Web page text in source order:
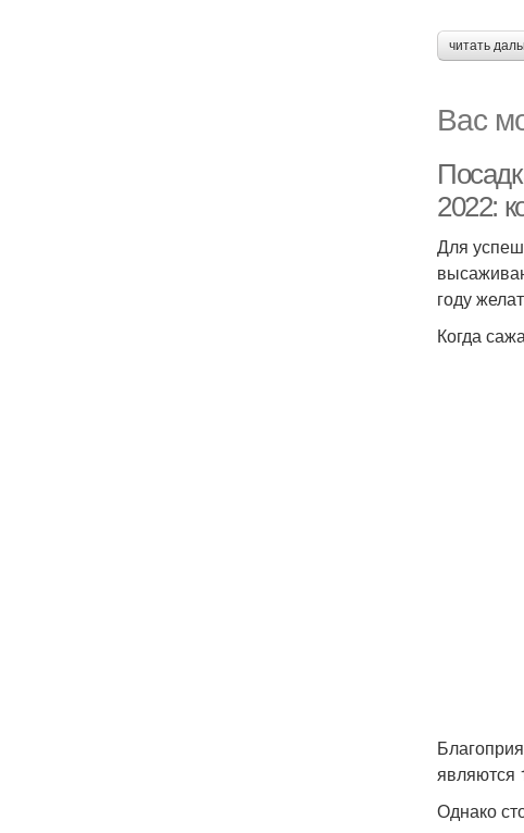
читать
Вас
2022:
Для
году
Когда
являются
Однако